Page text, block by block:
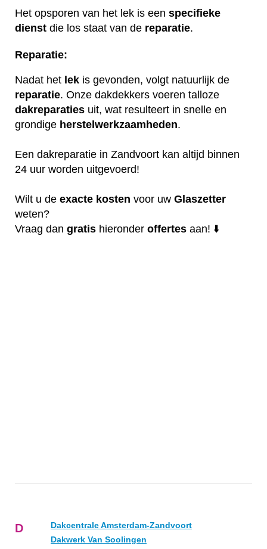
Het opsporen van het lek is een specifieke
dienst die los staat van de reparatie.
Reparatie:
Nadat het lek is gevonden, volgt natuurlijk de
reparatie. Onze dakdekkers voeren talloze
dakreparaties uit, wat resulteert in snelle en
grondige herstelwerkzaamheden.
Een dakreparatie in Zandvoort kan altijd binnen
24 uur worden uitgevoerd!
Wilt u de exacte kosten voor uw Glaszetter
weten?
Vraag dan gratis hieronder offertes aan! ⬇️
D
Dakcentrale Amsterdam-Zandvoort
Dakwerk Van Soolingen